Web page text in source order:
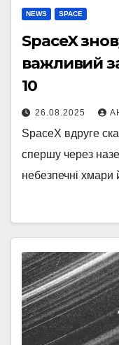
NEWS SPACE
SpaceX
важливий
10
26.08.2025
SpaceX вдруге
спершу через
небезпечні хмари